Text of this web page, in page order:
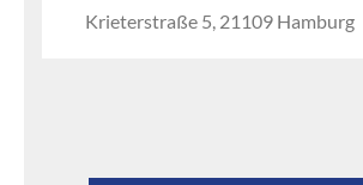
Krieterstraße 5, 21109 Hamburg